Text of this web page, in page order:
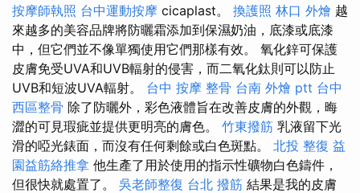
按摩師執照 台中運動按摩 cicaplast。 換護照 林口 外燴 越
來越多的美容品牌將防曬霜添加到保濕奶油，底漆或底漆
中，但它們並不像單獨使用它們那樣有效。 氧化鋅可保護
皮膚免受UVA和UVB輻射的侵害，而二氧化鈦則可以防止
UVB和短波UVA輻射。 台中 按摩 整骨 台南 外燴 ptt 台中
西區整骨 除了防曬外，彩色液體旨在改善皮膚的外觀，晦
澀的可見瑕疵並提供更明亮的膚色。 竹東撥筋 乳液留下光
滑的啞光錶面，而沒有任何剩餘或白色斑點。 北投 整復 益
園益筋絡推拿 他生產了用於使用的指示性礦物白色鑄件，
但很快就處置了。 吳老師整復 台北 撥筋 結果是我的皮膚